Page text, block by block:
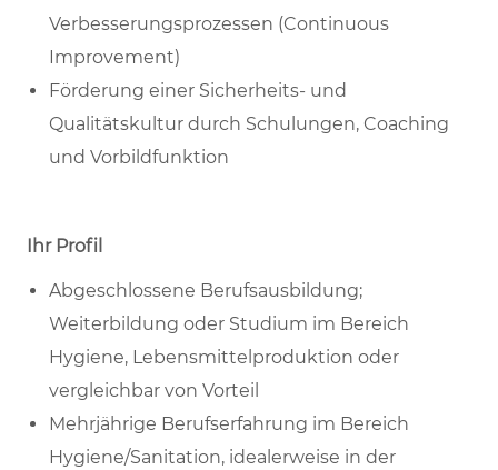
Verbesserungsprozessen (Continuous
Improvement)
Förderung einer Sicherheits- und
Qualitätskultur durch Schulungen, Coaching
und Vorbildfunktion
Ihr Profil
Abgeschlossene Berufsausbildung;
Weiterbildung oder Studium im Bereich
Hygiene, Lebensmittelproduktion oder
vergleichbar von Vorteil
Mehrjährige Berufserfahrung im Bereich
Hygiene/Sanitation, idealerweise in der